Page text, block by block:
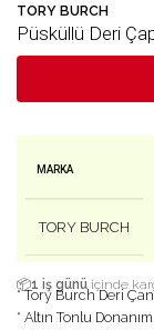
TORY BURCH
Püsküllü Deri
MARKA
TORY BURCH
📦1 iş günü içinde
* Tory Burch Deri
* Altın Tonlu Donanım